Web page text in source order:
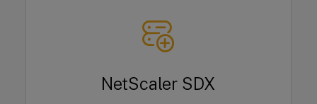
NetScaler SDX